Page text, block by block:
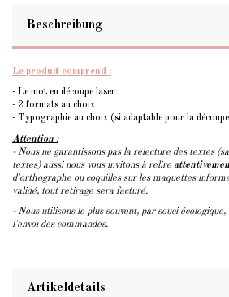
Beschreibung
Le produit comprend :
- Le mot en découpe laser
- 2 formats au choix
- Typographie au choix (si adaptable pour la
Attention :
- Nous ne garantissons pas la relecture des textes
textes) aussi nous vous invitons à relire
d'orthographe ou coquilles sur les maquettes
validé, tout retirage sera facturé.
- Nous utilisons le plus souvent, par souci
l'envoi des commandes.
Artikeldetails